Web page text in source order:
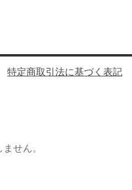
特定商取引法に基づく表記
せん。